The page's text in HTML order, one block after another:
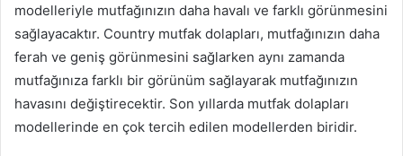
modelleriyle mutfağınızın daha havalı ve farklı görünmesini
sağlayacaktır. Country mutfak dolapları, mutfağınızın daha
ferah ve geniş görünmesini sağlarken aynı zamanda
mutfağınıza farklı bir görünüm sağlayarak mutfağınızın
havasını değiştirecektir. Son yıllarda mutfak dolapları
modellerinde en çok tercih edilen modellerden biridir.